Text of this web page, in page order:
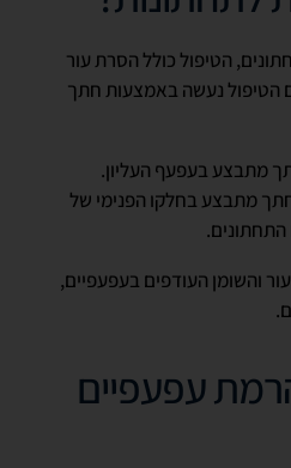
הטיפול כולל הסרת עור
הטיפול נעשה באמצעות חתך
מתבצע בעפעף העליון.
מתבצע בחלקו הפנימי של
התחתונים.
והשומן העודפים בעפעפיים,
עפעפיים